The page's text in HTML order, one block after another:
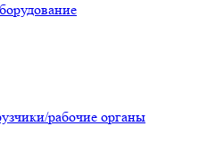
рабочие органы